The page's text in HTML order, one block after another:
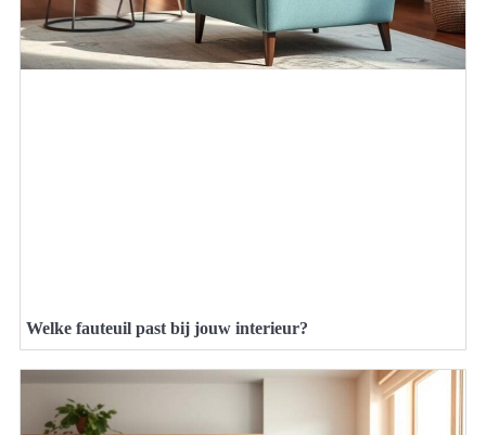
Welke fauteuil past bij jouw interieur?